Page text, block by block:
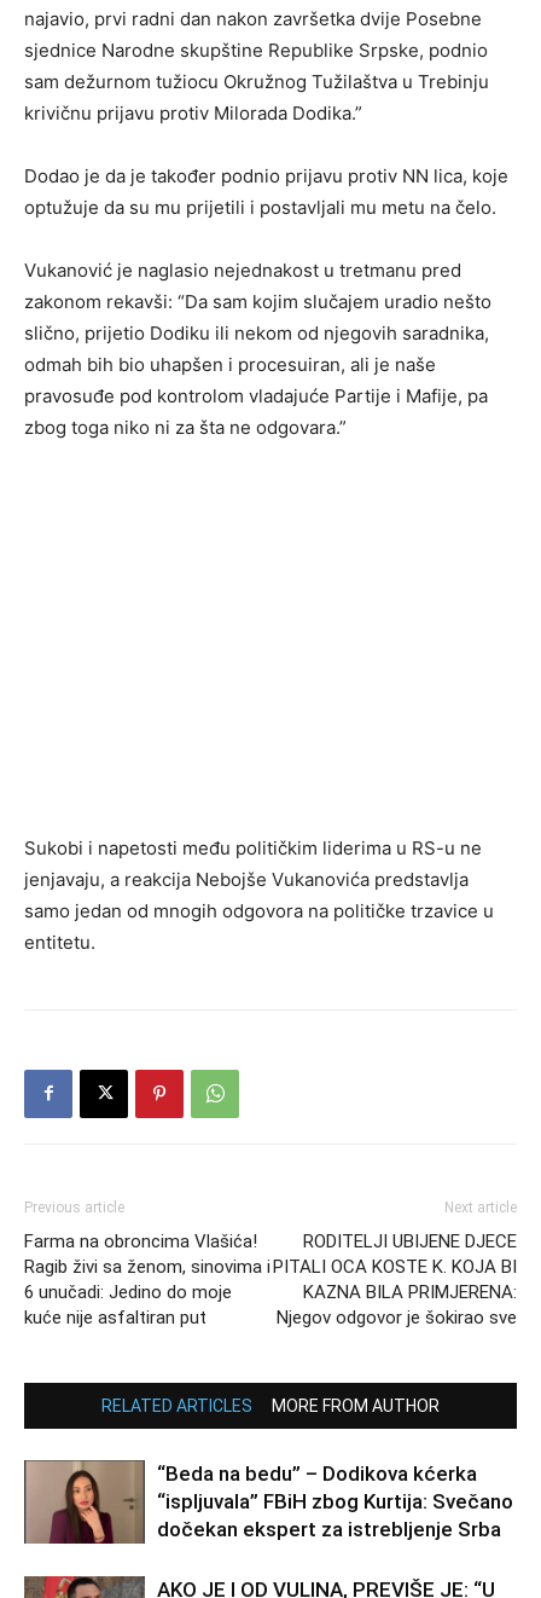
najavio, prvi radni dan nakon završetka dvije Posebne
sjednice Narodne skupštine Republike Srpske, podnio
sam dežurnom tužiocu Okružnog Tužilaštva u Trebinju
krivičnu prijavu protiv Milorada Dodika.”
Dodao je da je također podnio prijavu protiv NN lica, koje
optužuje da su mu prijetili i postavljali mu metu na čelo.
Vukanović je naglasio nejednakost u tretmanu pred
zakonom rekavši: “Da sam kojim slučajem uradio nešto
slično, prijetio Dodiku ili nekom od njegovih saradnika,
odmah bih bio uhapšen i procesuiran, ali je naše
pravosuđe pod kontrolom vladajuće Partije i Mafije, pa
zbog toga niko ni za šta ne odgovara.”
Sukobi i napetosti među političkim liderima u RS-u ne
jenjavaju, a reakcija Nebojše Vukanovića predstavlja
samo jedan od mnogih odgovora na političke trzavice u
entitetu.
Previous article
Farma na obroncima Vlašića!
Ragib živi sa ženom, sinovima i
6 unučadi: Jedino do moje
kuće nije asfaltiran put
Next article
RODITELJI UBIJENE DJECE
PITALI OCA KOSTE K. KOJA BI
KAZNA BILA PRIMJERENA:
Njegov odgovor je šokirao sve
RELATED ARTICLES MORE FROM AUTHOR
“Beda na bedu” – Dodikova kćerka
“ispljuvala” FBiH zbog Kurtija: Svečano
dočekan ekspert za istrebljenje Srba
AKO JE I OD VULINA, PREVIŠE JE: “U